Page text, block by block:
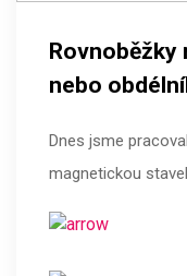
Rovnoběžky
nebo
Dnes jsme
magnetickou